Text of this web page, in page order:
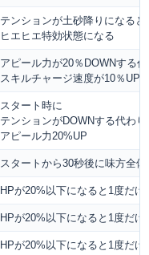
テンションが土砂降りになると
ヒエヒエ特効状態になる
アピール力が20％DOWNする
スキルチャージ速度が10％UP
スタート時に
テンションがDOWNする代わり
アピール力20%UP
スタートから30秒後に味方全
HPが20%以下になると1度だ
HPが20%以下になると1度だ
HPが20%以下になると1度だ